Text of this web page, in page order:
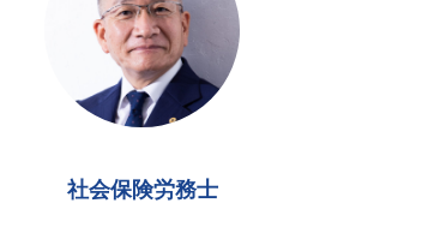
社会保険労務士